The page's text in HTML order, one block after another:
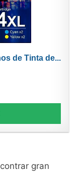
de Tinta de...
gran